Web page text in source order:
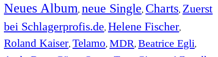
Neues Album, neue Single, Charts, Zuerst
bei Schlagerprofis.de, Helene Fischer,
Roland Kaiser, Telamo, MDR, Beatrice Egli,